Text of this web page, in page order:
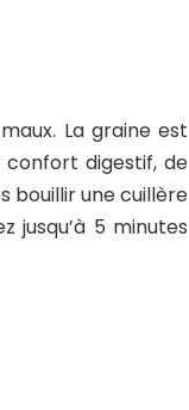
La graine est
digestif, de
bouillir une cuillère
jusqu’à 5 minutes